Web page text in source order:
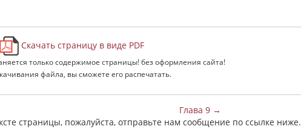
Скачать страницу в виде PDF
только содержимое страницы! без оформления сайта!
файла, вы сможете его распечатать.
Глава 9 →
страницы, пожалуйста, отправьте нам сообщение по ссылке ниже.